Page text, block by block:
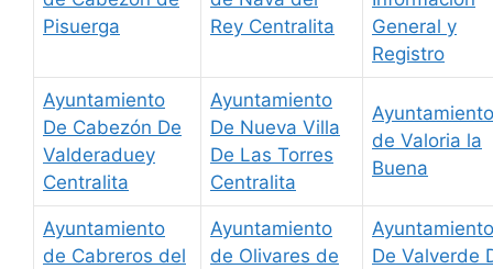
Pisuerga
Rey Centralita
General y
Registro
Ayuntamiento
De Cabezón De
Valderaduey
Centralita
Ayuntamiento
De Nueva Villa
De Las Torres
Centralita
Ayuntamiento
de Valoria la
Buena
Ayuntamiento
de Cabreros del
Ayuntamiento
de Olivares de
Ayuntamiento
De Valverde